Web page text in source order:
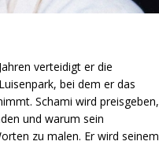
verteidigt er die
bei dem er das
Schami wird preisgeben,
und warum sein
zu malen. Er wird seinem